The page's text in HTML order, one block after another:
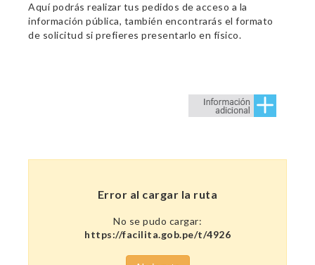
Aquí podrás realizar tus pedidos de acceso a la
información pública, también encontrarás el formato
de solicitud si prefieres presentarlo en físico.
Error al cargar la ruta
No se pudo cargar:
https://facilita.gob.pe/t/4926